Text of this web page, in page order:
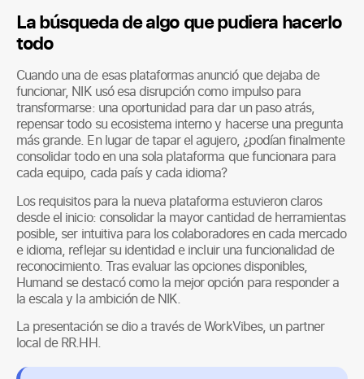
La búsqueda de algo que pudiera hacerlo
todo
Cuando una de esas plataformas anunció que dejaba de
funcionar, NIK usó esa disrupción como impulso para
transformarse: una oportunidad para dar un paso atrás,
repensar todo su ecosistema interno y hacerse una pregunta
más grande. En lugar de tapar el agujero, ¿podían finalmente
consolidar todo en una sola plataforma que funcionara para
cada equipo, cada país y cada idioma?
Los requisitos para la nueva plataforma estuvieron claros
desde el inicio: consolidar la mayor cantidad de herramientas
posible, ser intuitiva para los colaboradores en cada mercado
e idioma, reflejar su identidad e incluir una funcionalidad de
reconocimiento. Tras evaluar las opciones disponibles,
Humand se destacó como la mejor opción para responder a
la escala y la ambición de NIK.
La presentación se dio a través de WorkVibes, un partner
local de RR.HH.